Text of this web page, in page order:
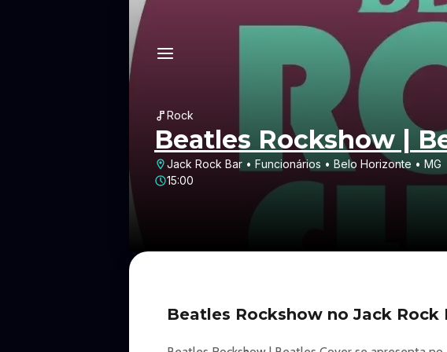
Rock
Beatles Rockshow |
Jack Rock Bar • Funcionários • Belo Horizonte • MG
15:00
Beatles Rockshow no Jack